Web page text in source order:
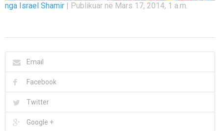
nga Israel Shamir | Publikuar në Mars 17, 2014, 1 a.m.
Email
Facebook
Twitter
Google +